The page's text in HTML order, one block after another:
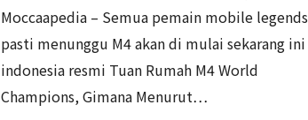
Moccaapedia – Semua pemain mobile legends
pasti menunggu M4 akan di mulai sekarang ini
indonesia resmi Tuan Rumah M4 World
Champions, Gimana Menurut…